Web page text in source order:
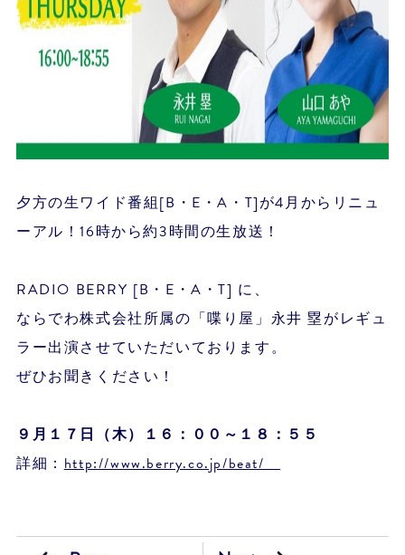
夕方の生ワイド番組[B・E・A・T]が4月からリニュ
ーアル！16時から約3時間の生放送！
RADIO BERRY [B・E・A・T] に、
ならでわ株式会社所属の「喋り屋」永井 塁がレギュ
ラー出演させていただいております。
ぜひお聞きください！
９月１７日（木）１６：００～１８：５５
詳細：http://www.berry.co.jp/beat/